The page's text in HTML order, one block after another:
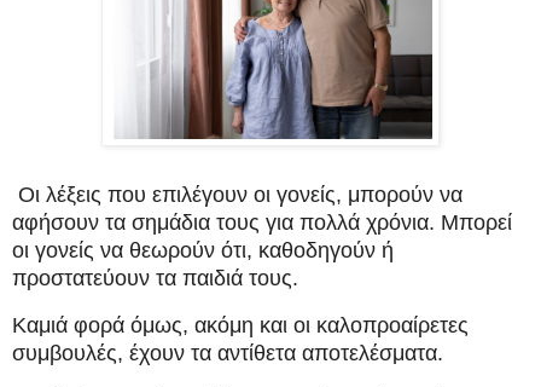
Οι λέξεις που επιλέγουν οι γονείς, μπορούν να
αφήσουν τα σημάδια τους για πολλά χρόνια. Μπορεί
οι γονείς να θεωρούν ότι, καθοδηγούν ή
προστατεύουν τα παιδιά τους.
Καμιά φορά όμως, ακόμη και οι καλοπροαίρετες
συμβουλές, έχουν τα αντίθετα αποτελέσματα.